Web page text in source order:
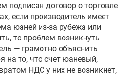
подписан договор о торговле
если производитель имеет
юаней из-за рубежа или
то проблем возникнуть
— грамотно объяснить
на то, что счет юаневый,
НДС у них не возникнет,